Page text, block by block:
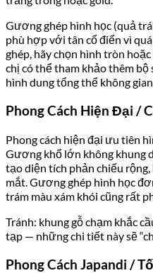
Gương ghép hình học (quả
phù hợp với tân cổ điển vì
ghép, hãy chọn hình tròn
chị có thể tham khảo thêm bộ
hình dung tổng thể không
Phong Cách Hiện Đại /
Phong cách hiện đại ưu tiên
Gương khổ lớn không khung
tạo diện tích phản chiếu
mắt. Gương ghép hình học
trám màu xám khói cũng rất
Tránh: khung gỗ chạm khắc
tạp — những chi tiết này sẽ
Phong Cách Japandi /